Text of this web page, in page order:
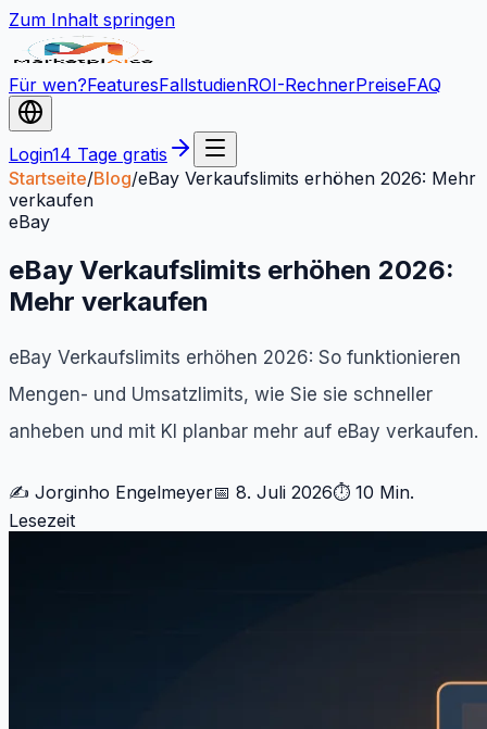
Zum Inhalt springen
Für wen?FeaturesFallstudienROI-RechnerPreiseFAQ
Login14 Tage gratis
Startseite/Blog/eBay Verkaufslimits erhöhen 2026: Mehr
verkaufen
eBay
eBay Verkaufslimits erhöhen 2026:
Mehr verkaufen
eBay Verkaufslimits erhöhen 2026: So funktionieren
Mengen- und Umsatzlimits, wie Sie sie schneller
anheben und mit KI planbar mehr auf eBay verkaufen.
✍️ Jorginho Engelmeyer📅 8. Juli 2026⏱ 10 Min.
Lesezeit